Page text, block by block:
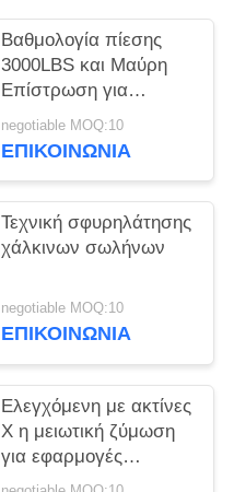
Βαθμολογία πίεσης
3000LBS και Μαύρη
Επίστρωση για
Εφαρμογές Υψηλής
Πίεσης Μειωτικό Ίσο Τ
negotiable MOQ:10
ΕΠΙΚΟΙΝΩΝΙΑ
Τεχνική σφυρηλάτησης
χάλκινων σωλήνων
negotiable MOQ:10
ΕΠΙΚΟΙΝΩΝΙΑ
Ελεγχόμενη με ακτίνες
Χ η μειωτική ζύμωση
για εφαρμογές
πετρελαίου σε